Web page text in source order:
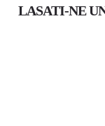
LASATI-NE